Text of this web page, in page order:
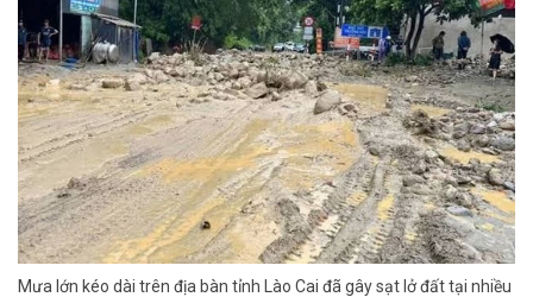
Mưa lớn kéo dài trên địa bàn tỉnh Lào Cai đã gây sạt lở đất tại nhiều